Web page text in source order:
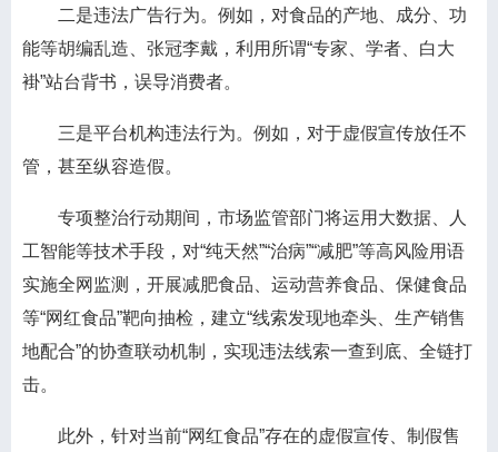
二是违法广告行为。例如，对食品的产地、成分、功
能等胡编乱造、张冠李戴，利用所谓“专家、学者、白大
褂”站台背书，误导消费者。
三是平台机构违法行为。例如，对于虚假宣传放任不
管，甚至纵容造假。
专项整治行动期间，市场监管部门将运用大数据、人
工智能等技术手段，对“纯天然”“治病”“减肥”等高风险用语
实施全网监测，开展减肥食品、运动营养食品、保健食品
等“网红食品”靶向抽检，建立“线索发现地牵头、生产销售
地配合”的协查联动机制，实现违法线索一查到底、全链打
击。
此外，针对当前“网红食品”存在的虚假宣传、制假售